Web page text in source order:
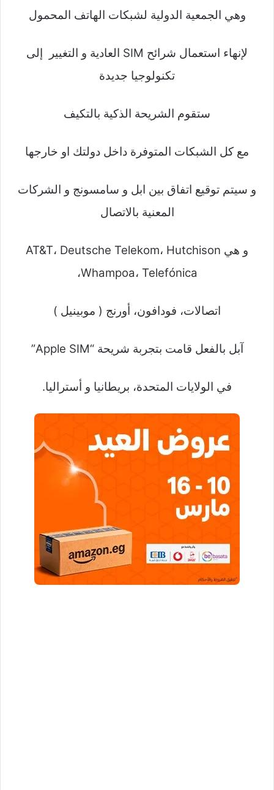
وهي الجمعية الدولية لشبكات الهاتف المحمول
لإنهاء استعمال شرائح SIM العادية و التغيير إلى
تكنولوجيا جديدة
ستقوم الشريحة الذكية بالتكيف
مع كل الشبكات المتوفرة داخل دولتك او خارجها
و سيتم توقيع اتفاق بين ابل و سامسونج و الشركات
المعنية بالاتصال
و هي AT&T، Deutsche Telekom، Hutchison
Whampoa، Telefónica،
اتصالات، فودافون، أورنج ( موبينيل )
آبل بالفعل قامت بتجربة شريحة “Apple SIM”
في الولايات المتحدة، بريطانيا و أستراليا.